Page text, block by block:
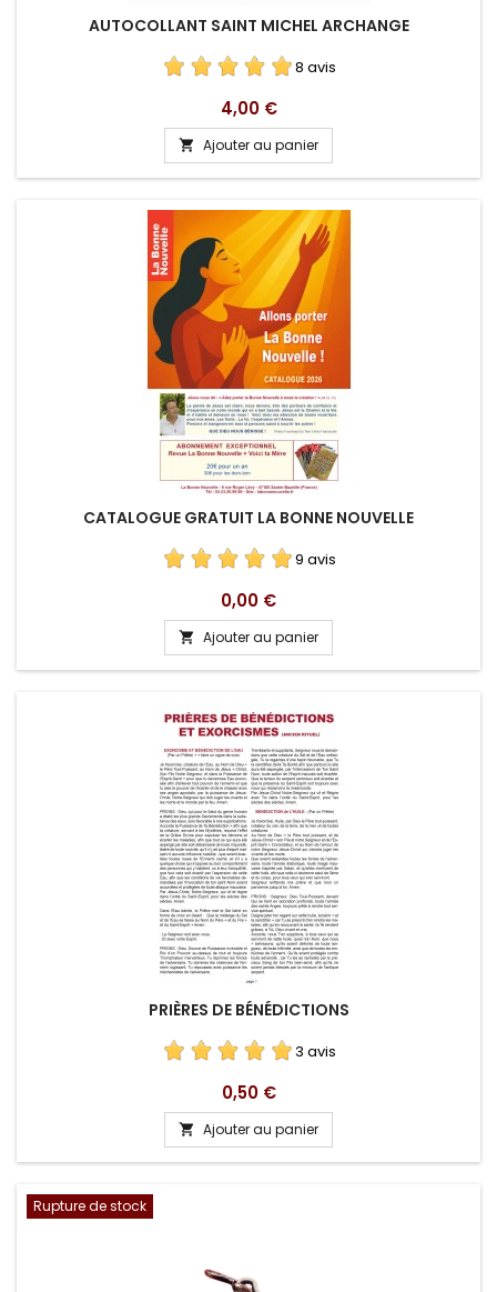
AUTOCOLLANT SAINT MICHEL ARCHANGE
8 avis
Prix
4,00 €
 Ajouter au panier
CATALOGUE GRATUIT LA BONNE NOUVELLE
9 avis
Prix
0,00 €
 Ajouter au panier
PRIÈRES DE BÉNÉDICTIONS
3 avis
Prix
0,50 €
 Ajouter au panier
Rupture de stock